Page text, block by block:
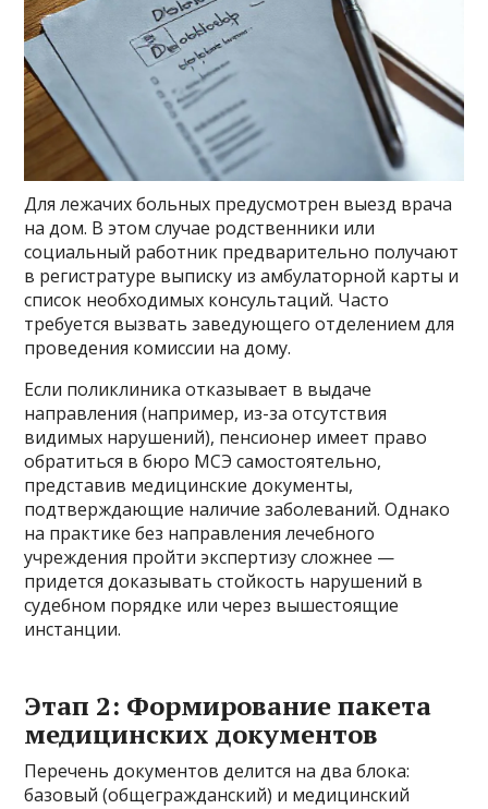
Для лежачих больных предусмотрен выезд врача
на дом. В этом случае родственники или
социальный работник предварительно получают
в регистратуре выписку из амбулаторной карты и
список необходимых консультаций. Часто
требуется вызвать заведующего отделением для
проведения комиссии на дому.
Если поликлиника отказывает в выдаче
направления (например, из-за отсутствия
видимых нарушений), пенсионер имеет право
обратиться в бюро МСЭ самостоятельно,
представив медицинские документы,
подтверждающие наличие заболеваний. Однако
на практике без направления лечебного
учреждения пройти экспертизу сложнее —
придется доказывать стойкость нарушений в
судебном порядке или через вышестоящие
инстанции.
Этап 2: Формирование пакета
медицинских документов
Перечень документов делится на два блока:
базовый (общегражданский) и медицинский